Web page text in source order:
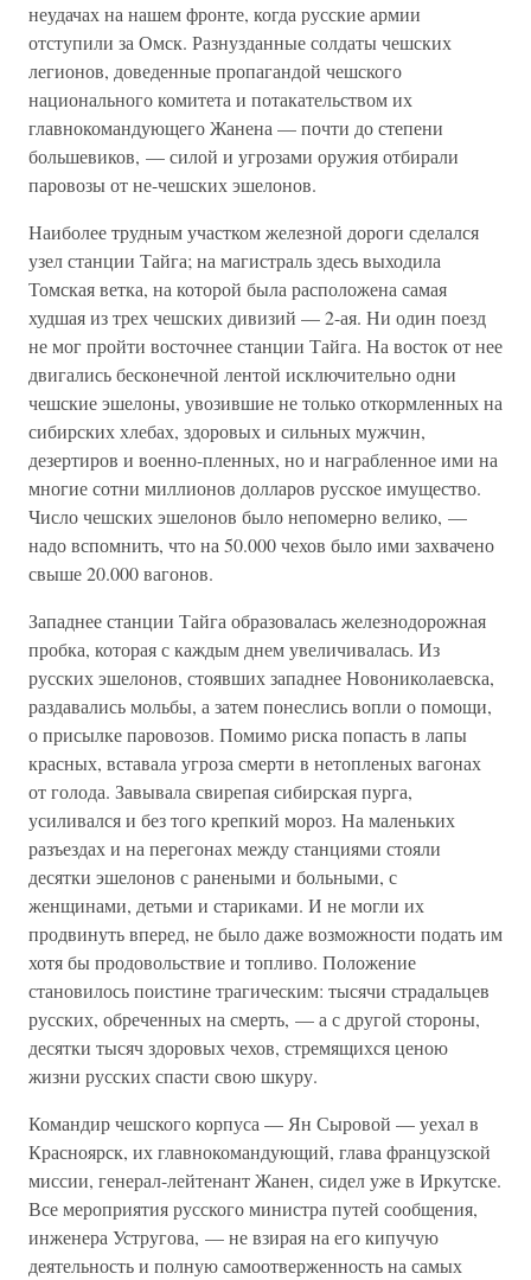
неудачах на нашем фронте, когда русские армии
отступили за Омск. Разнузданные солдаты чешских
легионов, доведенные пропагандой чешского
национального комитета и потакательством их
главнокомандующего Жанена — почти до степени
большевиков, — силой и угрозами оружия отбирали
паровозы от не-чешских эшелонов.
Наиболее трудным участком железной дороги сделался
узел станции Тайга; на магистраль здесь выходила
Томская ветка, на которой была расположена самая
худшая из трех чешских дивизий — 2-ая. Ни один поезд
не мог пройти восточнее станции Тайга. На восток от нее
двигались бесконечной лентой исключительно одни
чешские эшелоны, увозившие не только откормленных на
сибирских хлебах, здоровых и сильных мужчин,
дезертиров и военно-пленных, но и награбленное ими на
многие сотни миллионов долларов русское имущество.
Число чешских эшелонов было непомерно велико, —
надо вспомнить, что на 50.000 чехов было ими захвачено
свыше 20.000 вагонов.
Западнее станции Тайга образовалась железнодорожная
пробка, которая с каждым днем увеличивалась. Из
русских эшелонов, стоявших западнее Новониколаевска,
раздавались мольбы, а затем понеслись вопли о помощи,
о присылке паровозов. Помимо риска попасть в лапы
красных, вставала угроза смерти в нетопленых вагонах
от голода. Завывала свирепая сибирская пурга,
усиливался и без того крепкий мороз. На маленьких
разъездах и на перегонах между станциями стояли
десятки эшелонов с ранеными и больными, с
женщинами, детьми и стариками. И не могли их
продвинуть вперед, не было даже возможности подать им
хотя бы продовольствие и топливо. Положение
становилось поистине трагическим: тысячи страдальцев
русских, обреченных на смерть, — а с другой стороны,
десятки тысяч здоровых чехов, стремящихся ценою
жизни русских спасти свою шкуру.
Командир чешского корпуса — Ян Сыровой — уехал в
Красноярск, их главнокомандующий, глава французской
миссии, генерал-лейтенант Жанен, сидел уже в Иркутске.
Все мероприятия русского министра путей сообщения,
инженера Устругова, — не взирая на его кипучую
деятельность и полную самоотверженность на самых